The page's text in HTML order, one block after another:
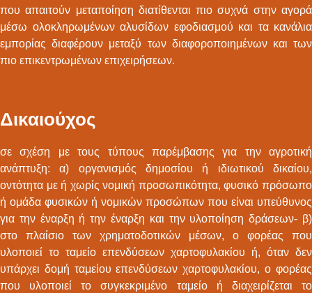
που απαιτούν μεταποίηση διατίθενται πιο συχνά στην αγορά
μέσω ολοκληρωμένων αλυσίδων εφοδιασμού και τα κανάλια
εμπορίας διαφέρουν μεταξύ των διαφοροποιημένων και των
πιο επικεντρωμένων επιχειρήσεων.
Δικαιούχος
σε σχέση με τους τύπους παρέμβασης για την αγροτική
ανάπτυξη: α) οργανισμός δημοσίου ή ιδιωτικού δικαίου,
οντότητα με ή χωρίς νομική προσωπικότητα, φυσικό πρόσωπο
ή ομάδα φυσικών ή νομικών προσώπων που είναι υπεύθυνος
για την έναρξη ή την έναρξη και την υλοποίηση δράσεων- β)
στο πλαίσιο των χρηματοδοτικών μέσων, ο φορέας που
υλοποιεί το ταμείο επενδύσεων χαρτοφυλακίου ή, όταν δεν
υπάρχει δομή ταμείου επενδύσεων χαρτοφυλακίου, ο φορέας
που υλοποιεί το συγκεκριμένο ταμείο ή διαχειρίζεται το